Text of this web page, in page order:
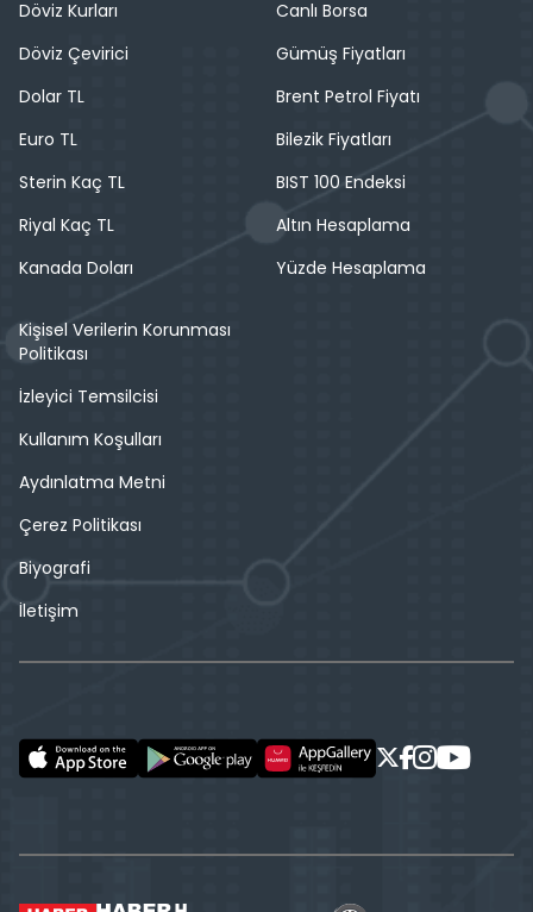
Döviz Kurları
Döviz Çevirici
Dolar TL
Euro TL
Sterin Kaç TL
Riyal Kaç TL
Kanada Doları
Canlı Borsa
Gümüş Fiyatları
Brent Petrol Fiyatı
Bilezik Fiyatları
BIST 100 Endeksi
Altın Hesaplama
Yüzde Hesaplama
Kişisel Verilerin Korunması
Politikası
İzleyici Temsilcisi
Kullanım Koşulları
Aydınlatma Metni
Çerez Politikası
Biyografi
İletişim